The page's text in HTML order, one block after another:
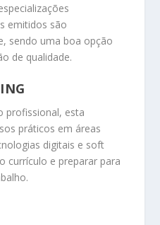
emitidos são
sendo uma boa opção
de qualidade.
profissional, esta
práticos em áreas
digitais e soft
currículo e preparar para